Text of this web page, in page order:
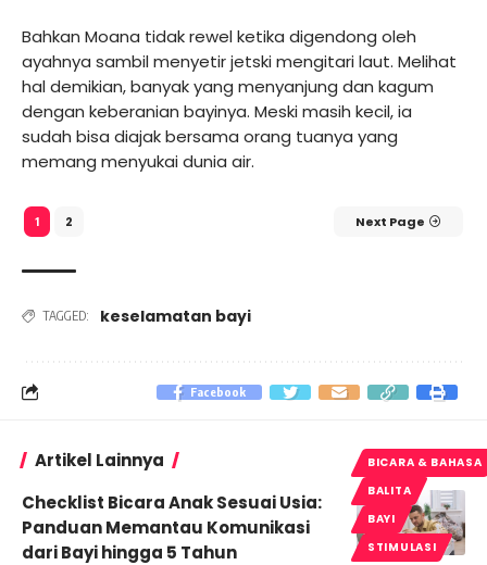
Bahkan Moana tidak rewel ketika digendong oleh
ayahnya sambil menyetir jetski mengitari laut. Melihat
hal demikian, banyak yang menyanjung dan kagum
dengan keberanian bayinya. Meski masih kecil, ia
sudah bisa diajak bersama orang tuanya yang
memang menyukai dunia air.
1 2 Next Page
TAGGED: keselamatan bayi
Facebook
Artikel Lainnya
BICARA & BAHASA
BALITA
BAYI
STIMULASI
Checklist Bicara Anak Sesuai Usia:
Panduan Memantau Komunikasi
dari Bayi hingga 5 Tahun